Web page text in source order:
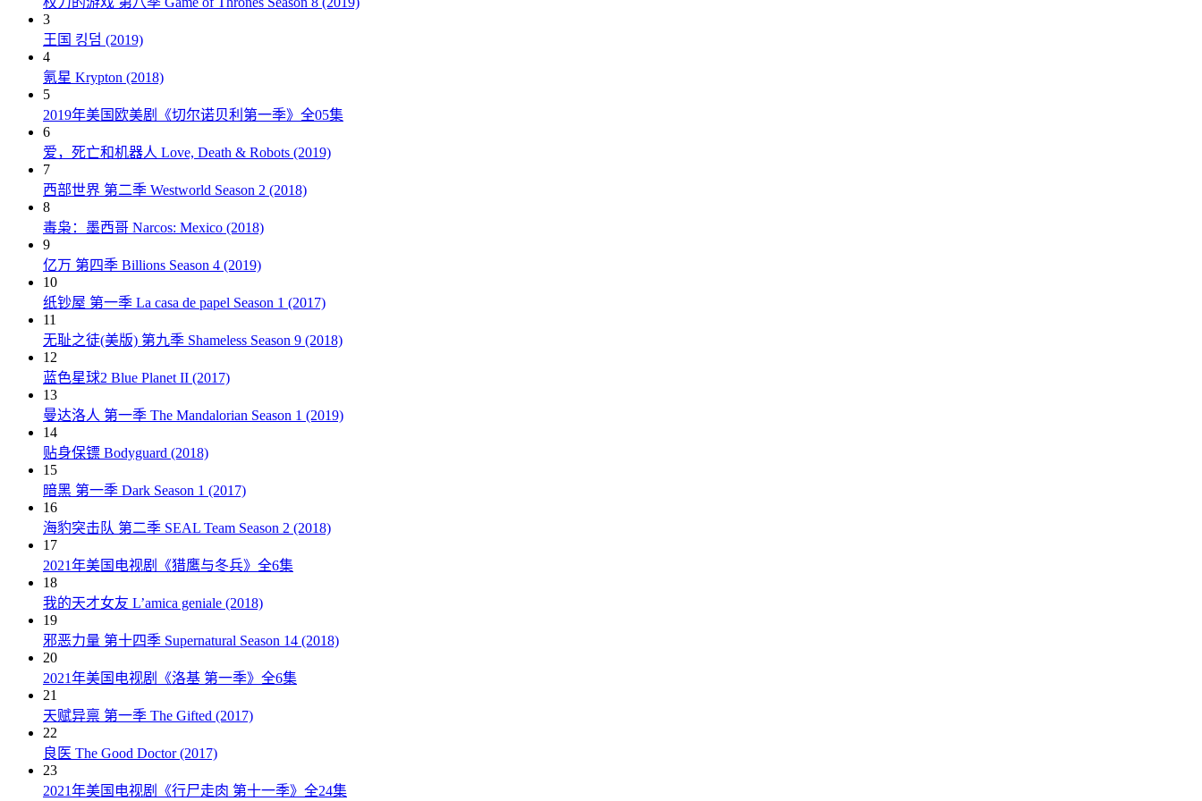
3
王国 킹덤 (2019)
4
氪星 Krypton (2018)
5
2019年美国欧美剧《切尔诺贝利第一季》全05集
6
爱，死亡和机器人 Love, Death & Robots (2019)
7
西部世界 第二季 Westworld Season 2 (2018)
8
毒枭：墨西哥 Narcos: Mexico (2018)
9
亿万 第四季 Billions Season 4 (2019)
10
纸钞屋 第一季 La casa de papel Season 1 (2017)
11
无耻之徒(美版) 第九季 Shameless Season 9 (2018)
12
蓝色星球2 Blue Planet II (2017)
13
曼达洛人 第一季 The Mandalorian Season 1 (2019)
14
贴身保镖 Bodyguard (2018)
15
暗黑 第一季 Dark Season 1 (2017)
16
海豹突击队 第二季 SEAL Team Season 2 (2018)
17
2021年美国电视剧《猎鹰与冬兵》全6集
18
我的天才女友 L’amica geniale (2018)
19
邪恶力量 第十四季 Supernatural Season 14 (2018)
20
2021年美国电视剧《洛基 第一季》全6集
21
天赋异禀 第一季 The Gifted (2017)
22
良医 The Good Doctor (2017)
23
2021年美国电视剧《行尸走肉 第十一季》全24集